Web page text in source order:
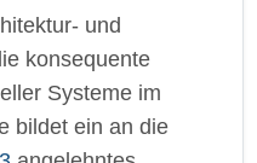
und
konsequente
Systeme im
bildet ein an die